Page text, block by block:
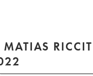
2022